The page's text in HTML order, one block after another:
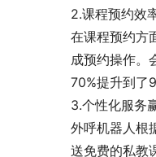
2.课程预约效
在课程预约方
成预约操作。
70%提升到了
3.个性化服务
外呼机器人根
送免费的私教